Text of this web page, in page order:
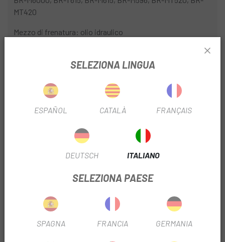
MT420
Mezzo di frenatura: olio idraulico
Lunghezza: 100 cm, 170 cm o 200 cm
Colore del tubo del freno: nero
Peso approssimativo: 40g (1700 mm)
2 pin di inserimento
SELEZIONA LINGUA
ESPAÑOL CATALÀ FRANÇAIS
DEUTSCH ITALIANO
SELEZIONA PAESE
SPAGNA FRANCIA GERMANIA